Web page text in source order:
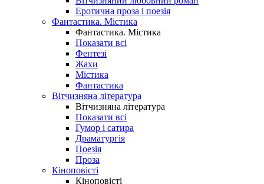
Еротична проза і поезія
Фантастика. Містика
Фантастика. Містика
Показати всі
Фентезі
Жахи
Містика
Фантастика
Вітчизняна література
Вітчизняна література
Показати всі
Гумор і сатира
Драматургія
Поезія
Проза
Кіноповісті
Кіноповісті